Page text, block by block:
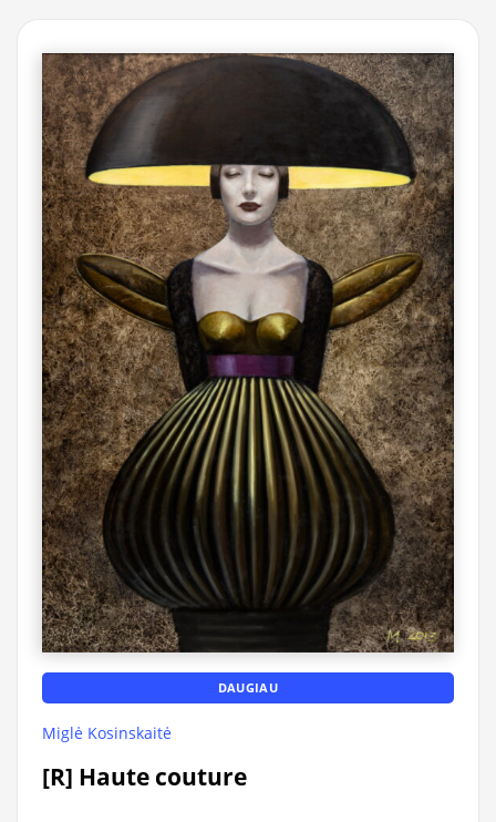
DAUGIAU
Miglė Kosinskaitė
[R] Haute couture